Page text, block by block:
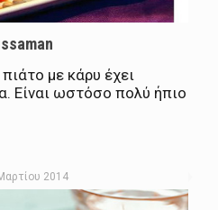
με κάρυ έχει
Είναι ωστόσο πολύ ήπιο
2014